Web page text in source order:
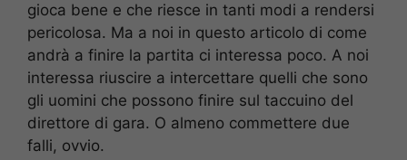
gioca bene e che riesce in tanti modi a rendersi
pericolosa. Ma a noi in questo articolo di come
andrà a finire la partita ci interessa poco. A noi
interessa riuscire a intercettare quelli che sono
gli uomini che possono finire sul taccuino del
direttore di gara. O almeno commettere due
falli, ovvio.